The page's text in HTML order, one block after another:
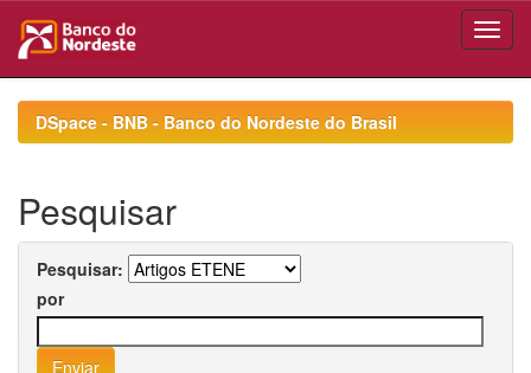
navigationDSpace - BNB - Banco do Nordeste do Brasil
Pesquisar
Pesquisar:
por